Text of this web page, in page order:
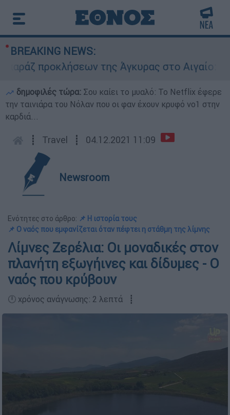
BREAKING NEWS:
προκλήσεων της Άγκυρας στο Αιγαίο:
δημοφιλές τώρα: Σου καίει το μυαλό: Το Netflix έφερε
την ταινιάρα του Νόλαν που οι φαν έχουν κρυφό νο1 στην
καρδιά...
┋ Travel ┋ 04.12.2021 11:09
Newsroom
Ενότητες στο άρθρο: 📌 Η ιστορία τους
📌 Ο ναός που εμφανίζεται όταν πέφτει η στάθμη της λίμνης
Λίμνες Ζερέλια: Οι μοναδικές στον
πλανήτη εξωγήινες και δίδυμες - Ο
ναός που κρύβουν
🕛 χρόνος ανάγνωσης: 2 λεπτά ┋